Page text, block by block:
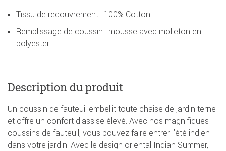
Tissu de recouvrement : 100% Cotton
Remplissage de coussin : mousse avec molleton en
polyester
.
Description du produit
Un coussin de fauteuil embellit toute chaise de jardin terne
et offre un confort d'assise élevé. Avec nos magnifiques
coussins de fauteuil, vous pouvez faire entrer l'été indien
dans votre jardin. Avec le design oriental Indian Summer,